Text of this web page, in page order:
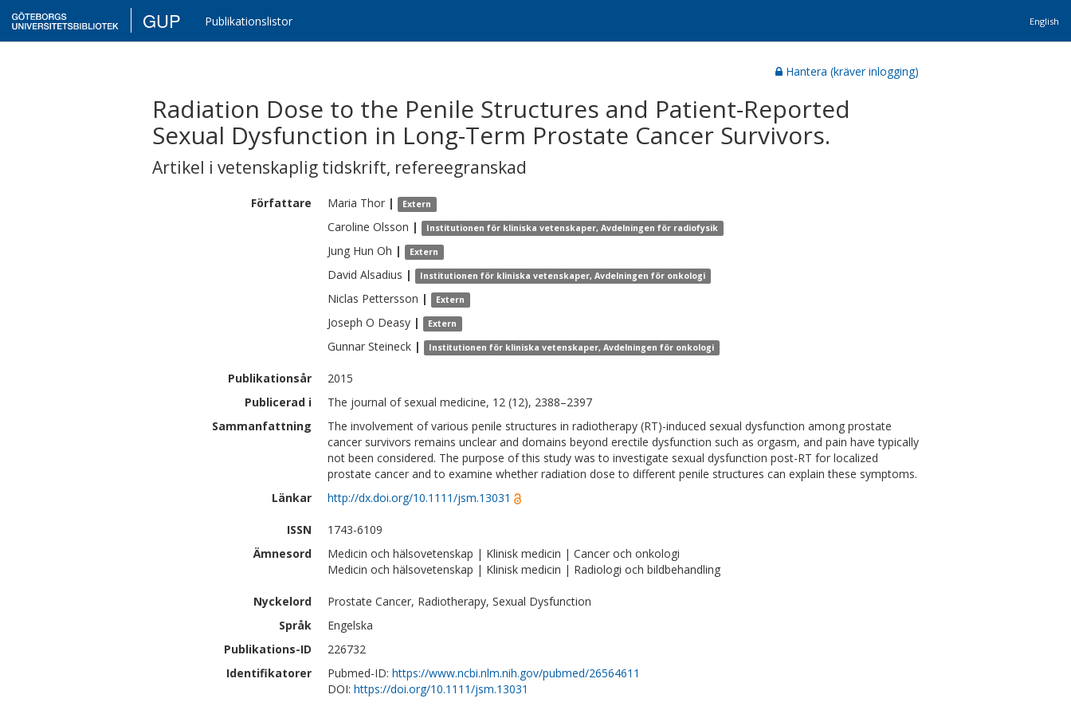
GUP Publikationslistor English
Hantera (kräver inlogging)
Radiation Dose to the Penile Structures and Patient-Reported
Sexual Dysfunction in Long-Term Prostate Cancer Survivors.
Artikel i vetenskaplig tidskrift, refereegranskad
Författare Maria Thor | Extern
Caroline Olsson | Institutionen för kliniska vetenskaper, Avdelningen för radiofysik
Jung Hun Oh | Extern
David Alsadius | Institutionen för kliniska vetenskaper, Avdelningen för onkologi
Niclas Pettersson | Extern
Joseph O Deasy | Extern
Gunnar Steineck | Institutionen för kliniska vetenskaper, Avdelningen för onkologi
Publikationsår
2015
Publicerad i
The journal of sexual medicine, 12 (12), 2388–2397
Sammanfattning
The involvement of various penile structures in radiotherapy (RT)-induced sexual dysfunction among prostate
cancer survivors remains unclear and domains beyond erectile dysfunction such as orgasm, and pain have typically
not been considered. The purpose of this study was to investigate sexual dysfunction post-RT for localized
prostate cancer and to examine whether radiation dose to different penile structures can explain these symptoms.
Länkar
http://dx.doi.org/10.1111/jsm.13031
ISSN
1743-6109
Ämnesord
Medicin och hälsovetenskap | Klinisk medicin | Cancer och onkologi
Medicin och hälsovetenskap | Klinisk medicin | Radiologi och bildbehandling
Nyckelord
Prostate Cancer, Radiotherapy, Sexual Dysfunction
Språk
Engelska
Publikations-ID
226732
Identifikatorer
Pubmed-ID: https://www.ncbi.nlm.nih.gov/pubmed/26564611
DOI: https://doi.org/10.1111/jsm.13031